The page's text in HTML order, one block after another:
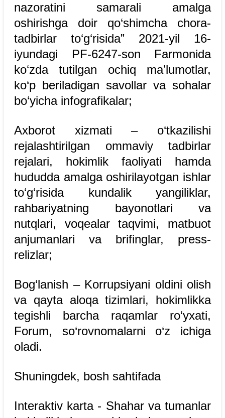
nazoratini samarali amalga
oshirishga doir qo‘shimcha chora-
tadbirlar to‘g‘risida” 2021-yil 16-
iyundagi PF-6247-son Farmonida
ko‘zda tutilgan ochiq ma’lumotlar,
ko‘p beriladigan savollar va sohalar
bo‘yicha infografikalar;
Axborot xizmati – o‘tkazilishi
rejalashtirilgan ommaviy tadbirlar
rejalari, hokimlik faoliyati hamda
hududda amalga oshirilayotgan ishlar
to‘g‘risida kundalik yangiliklar,
rahbariyatning bayonotlari va
nutqlari, voqealar taqvimi, matbuot
anjumanlari va brifinglar, press-
relizlar;
Bog‘lanish – Korrupsiyani oldini olish
va qayta aloqa tizimlari, hokimlikka
tegishli barcha raqamlar ro‘yxati,
Forum, so‘rovnomalarni o‘z ichiga
oladi.
Shuningdek, bosh sahtifada
Interaktiv karta - Shahar va tumanlar